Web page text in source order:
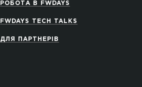
РОБОТА В FWDAYS
FWDAYS TECH TALKS
ДЛЯ ПАРТНЕРІВ